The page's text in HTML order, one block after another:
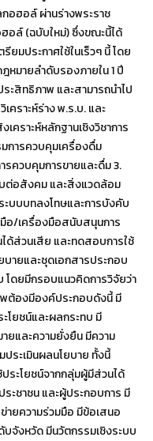
อฮอล์ ผ่านร่างพระราช
ล์ (ฉบับใหม่) ซึ่งขณะนี้ได้
ยมประกาศใช้ในเร็วๆ นี้ โดย
หมายลำดับรองภายใน 1 ปี
ะสิทธิภาพ และสามารถนำไป
คราะห์ร่าง พ.ร.บ. และ
คราะห์หลักฐานเชิงวิชาการ
การควบคุมเครื่องดื่ม
รควบคุมการขายและดื่ม 3.
ต่อสังคม และสิ่งแวดล้อม
ะบบบทลงโทษและการบังคับ
อ/เครื่องมือสนับสนุนการ
ด้ส่วนเสีย และทดสอบการใช้
บายและชุดเอกสารประกอบ
ดยมีกรอบแนวคิดการวิจัยว่า
ต้องมีองค์ประกอบดังนี้ มี
โยชน์และผลกระทบ มี
ยและความยั่งยืน มีความ
ระเมินผลนโยบาย ทั้งนี้
ระโยชน์จากกลุ่มผู้มีส่วนได้
ะชาชน และผู้ประกอบการ มี
ายความร่วมมือ มีข้อเสนอ
บจังหวัด มีนวัตกรรมเชิงระบบ